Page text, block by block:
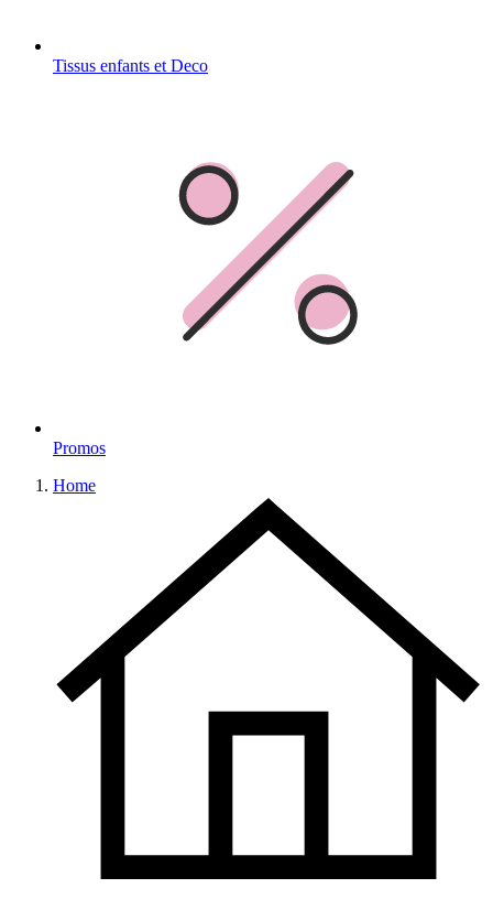
Tissus enfants et Deco
Promos
Home